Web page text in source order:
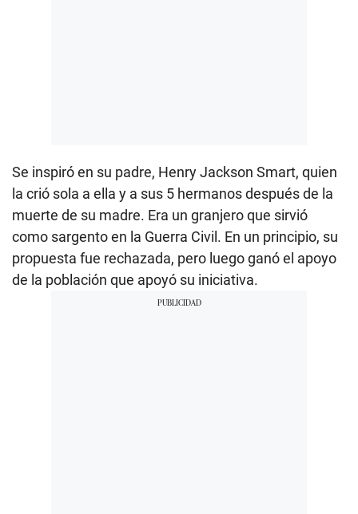
Se inspiró en su padre, Henry Jackson Smart, quien
la crió sola a ella y a sus 5 hermanos después de la
muerte de su madre. Era un granjero que sirvió
como sargento en la Guerra Civil. En un principio, su
propuesta fue rechazada, pero luego ganó el apoyo
de la población que apoyó su iniciativa.